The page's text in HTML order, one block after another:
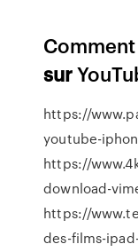
sur
https://
youtube-
https://
download-
https://
des-films-